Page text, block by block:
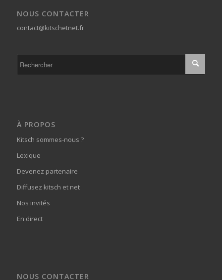
NOUS CONTACTER
contact@kitschetnet.fr
À PROPOS
Kitsch sommes-nous ?
Lexique
Devenez partenaire
Diffusez kitsch et net
Nos invités
En direct
NOUS CONTACTER